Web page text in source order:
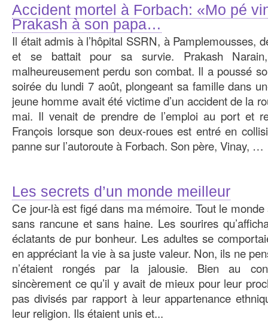
Accident mortel à Forbach: «Mo pé
Prakash à son papa…
Il était admis à l’hôpital SSRN, à Pamplemousses,
et se battait pour sa survie. Prakash
malheureusement perdu son combat. Il a poussé
soirée du lundi 7 août, plongeant sa famille dans
jeune homme avait été victime d’un accident de la
mai. Il venait de prendre de l’emploi au port et
François lorsque son deux-roues est entré en
panne sur l’autoroute à Forbach. Son père, Vinay, …
Les secrets d’un monde meilleur
Ce jour-là est figé dans ma mémoire. Tout le
sans rancune et sans haine. Les sourires
éclatants de pur bonheur. Les adultes se
en appréciant la vie à sa juste valeur. Non, ils ne
n’étaient rongés par la jalousie. Bien au
sincèrement ce qu’il y avait de mieux pour leur
pas divisés par rapport à leur appartenance
leur religion. Ils étaient unis et...